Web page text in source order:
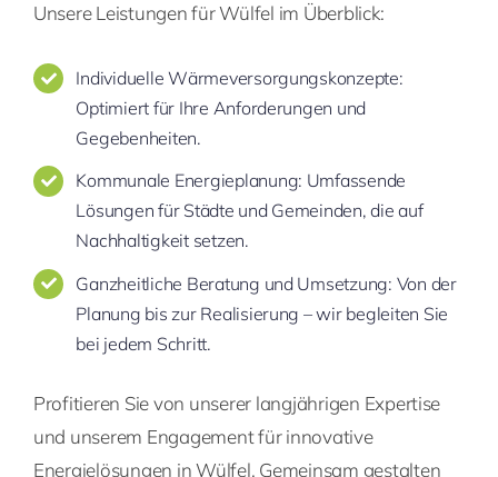
Unsere Leistungen für Wülfel im Überblick:
Individuelle Wärmeversorgungskonzepte:
Optimiert für Ihre Anforderungen und
Gegebenheiten.
Kommunale Energieplanung: Umfassende
Lösungen für Städte und Gemeinden, die auf
Nachhaltigkeit setzen.
Ganzheitliche Beratung und Umsetzung: Von der
Planung bis zur Realisierung – wir begleiten Sie
bei jedem Schritt.
Profitieren Sie von unserer langjährigen Expertise
und unserem Engagement für innovative
Energielösungen in Wülfel. Gemeinsam gestalten